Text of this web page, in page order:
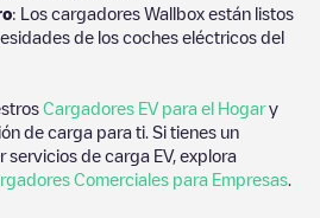
: Los cargadores Wallbox están listos
de los coches eléctricos del
Cargadores EV para el Hogary
de carga para ti. Si tienes un
servicios de carga EV, explora
Comerciales para Empresas